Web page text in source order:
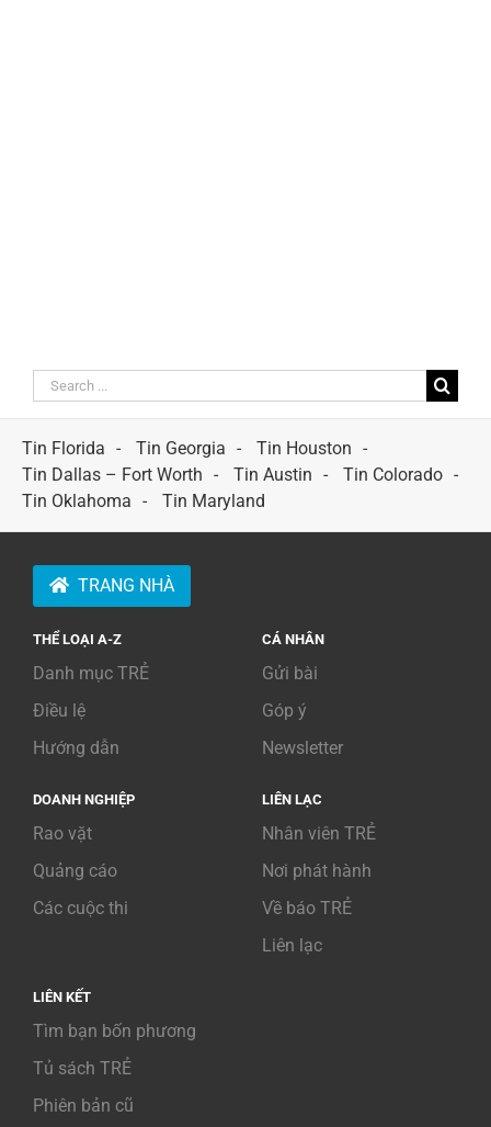
Search
for:
Tin Florida
Tin Georgia
Tin Houston
Tin Dallas – Fort Worth
Tin Austin
Tin Colorado
Tin Oklahoma
Tin Maryland
TRANG NHÀ
THỂ LOẠI A-Z
Danh mục TRẺ
Điều lệ
Hướng dẫn
CÁ NHÂN
Gửi bài
Góp ý
Newsletter
DOANH NGHIỆP
Rao vặt
Quảng cáo
Các cuộc thi
LIÊN LẠC
Nhân viên TRẺ
Nơi phát hành
Về báo TRẺ
Liên lạc
LIÊN KẾT
Tìm bạn bốn phương
Tủ sách TRẺ
Phiên bản cũ